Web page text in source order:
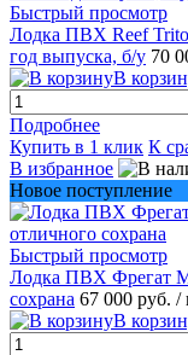
Быстрый просмотр
Лодка ПВХ Reef
год выпуска, б/у 70
В
Подробнее
Купить в 1 клик К
В избранное
Новое поступление
Быстрый просмотр
Лодка ПВХ Фрегат М
сохрана 67 000 руб. /
В